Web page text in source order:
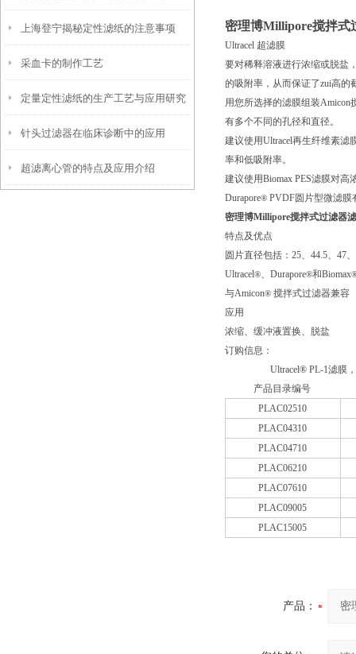
上海登宁揭秘定性滤纸的注意事项
采血卡的制作工艺
定量定性滤纸的生产工艺与应用研究
针头过滤器在临床诊断中的应用
超滤离心管的特点及应用介绍
密理博Millipore搅拌式
Ultracel 超滤膜
要对稀释溶液进行浓缩或脱盐
的吸附率，从而保证了zui高的
用您所选择的滤膜组装Amicon
有多个不同的孔径和直径。
建议使用Ultracel再生纤维素滤
率和低吸附率。
建议使用Biomax PES滤膜对
Durapore® PVDF圆片型微滤膜
密理博Millipore搅拌式过滤器
特点及优点
圆片直径包括：25、44.5、47
Ultracel®、Durapore®和Biomax
与Amicon® 搅拌式过滤器兼容
应用
浓缩、缓冲液置换、脱盐
订购信息：
Ultracel® PL-1滤膜
产品目录编号
PLAC02510
PLAC04310
PLAC04710
PLAC06210
PLAC07610
PLAC09005
PLAC15005
产品：